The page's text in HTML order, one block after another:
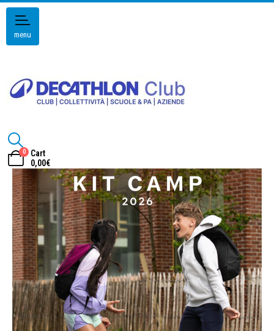
menu
0
Cart
0,00€